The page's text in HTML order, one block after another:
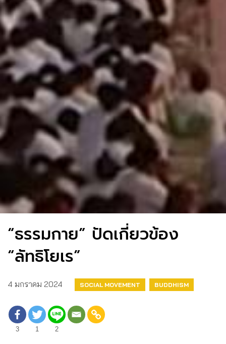
“ธรรมกาย” ปัดเกี่ยวข้อง
“ลัทธิโยเร”
4 มกราคม 2024 SOCIAL MOVEMENT BUDDHISM
3 1 2